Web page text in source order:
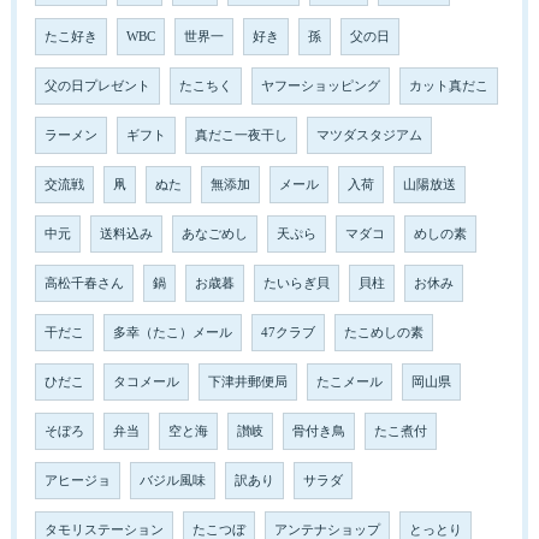
たこ好き WBC 世界一 好き 孫 父の日
父の日プレゼント たこちく ヤフーショッピング カット真だこ
ラーメン ギフト 真だこ一夜干し マツダスタジアム
交流戦 凧 ぬた 無添加 メール 入荷 山陽放送
中元 送料込み あなごめし 天ぷら マダコ めしの素
高松千春さん 鍋 お歳暮 たいらぎ貝 貝柱 お休み
干だこ 多幸（たこ）メール 47クラブ たこめしの素
ひだこ タコメール 下津井郵便局 たこメール 岡山県
そぼろ 弁当 空と海 讃岐 骨付き鳥 たこ煮付
アヒージョ バジル風味 訳あり サラダ
タモリステーション たこつぼ アンテナショップ とっとり